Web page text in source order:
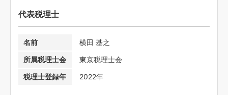
代表税理士
名前
横田 基之
所属税理士会
東京税理士会
税理士登録年
2022年